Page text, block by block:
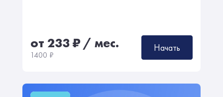
от 233₽/ мес.
1400 ₽
Начать